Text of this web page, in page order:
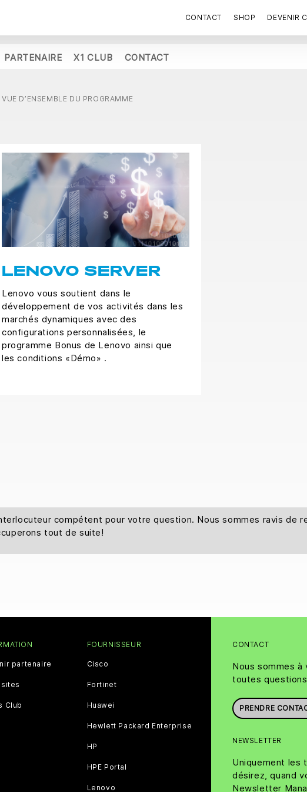
CONTACT SHOP DEVENIR
PARTENAIRE X1 CLUB CONTACT
VUE D’ENSEMBLE DU PROGRAMME
LENOVO SERVER
Lenovo vous soutient dans le
développement de vos activités dans les
marchés dynamiques avec des
configurations personnalisées, le
programme Bonus de Lenovo ainsi que
les conditions «Démo» .
compétent pour votre question. Nous sommes ravis de
tout de suite!
CONTACT
Nous sommes
toutes
PRENDRE
NEWSLETTER
Uniquement les
désirez, quand
Newsletter
partenaire
Club
FOURNISSEUR
Cisco
Fortinet
Huawei
Hewlett Packard Enterprise
HP
HPE Portal
Lenovo